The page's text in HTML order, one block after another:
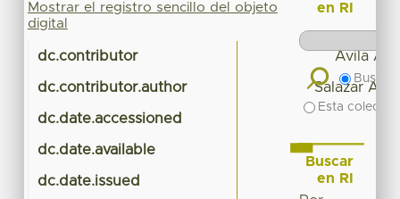
Mostrar el registro sencillo del objeto
digital
dc.contributor Ávila
dc.contributor.author Salazar
dc.date.accessioned
dc.date.available
dc.date.issued
en RI
Buscar
Esta
Buscar
en RI